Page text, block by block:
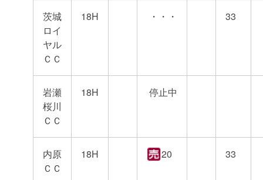
茨城
ロイ
ヤル
ＣＣ
18H ・・・ 33
岩瀬
桜川
ＣＣ
18H 停止中
内原
ＣＣ
18H 20 33